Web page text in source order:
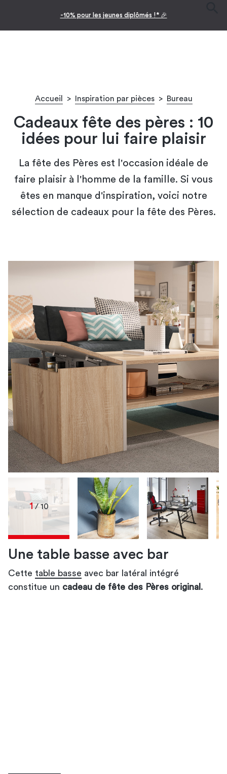
-10% pour les jeunes diplômés !* 🎉
Accueil > Inspiration par pièces > Bureau
Cadeaux fête des pères : 10
idées pour lui faire plaisir
La fête des Pères est l'occasion idéale de
faire plaisir à l'homme de la famille. Si vous
êtes en manque d'inspiration, voici notre
sélection de cadeaux pour la fête des Pères.
1/ 10
Une table basse avec bar
Cette table basse avec bar latéral intégré
constitue un cadeau de fête des Pères original .
cadeaux pour la
chaise ou un fauteuil de bureau
barbecue électrique
cadeau de fête des Pères
cadeau de fête des Pères
de fête des Pères
cadeau de fête des
idée de cadeaux pour la fête des Pères